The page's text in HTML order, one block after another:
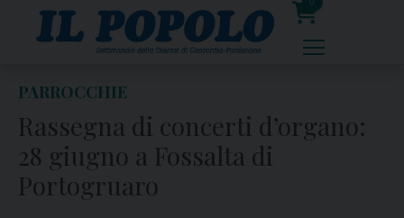
0
prodotti
PARROCCHIE
Rassegna di concerti d’organo:
28 giugno a Fossalta di
Portogruaro